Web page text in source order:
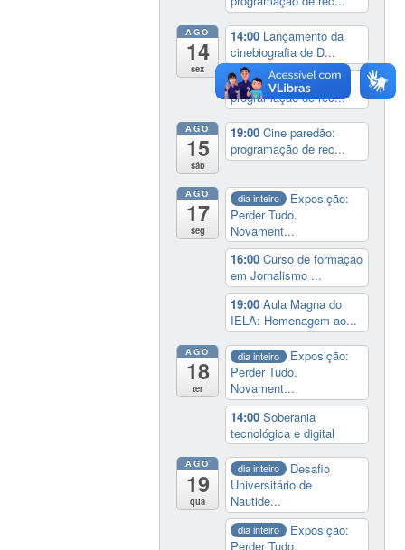
AGO
14
sex
14:00 Lançamento da
cinebiografia de D...
19:00 Cine paredão:
programação de rec...
AGO
15
sáb
19:00Cine paredão:
programação de rec...
AGO
17
seg
dia inteiro
Exposição:
Perder Tudo.
Novament...
16:00Curso de formação
em Jornalismo ...
19:00Aula Magna do
IELA: Homenagem ao...
AGO
18
ter
dia inteiro
Exposição:
Perder Tudo.
Novament...
14:00Soberania
tecnológica e digital
AGO
19
qua
dia inteiro
Desafio
Universitário de
Nautide...
dia inteiro
Exposição:
Perder Tudo.